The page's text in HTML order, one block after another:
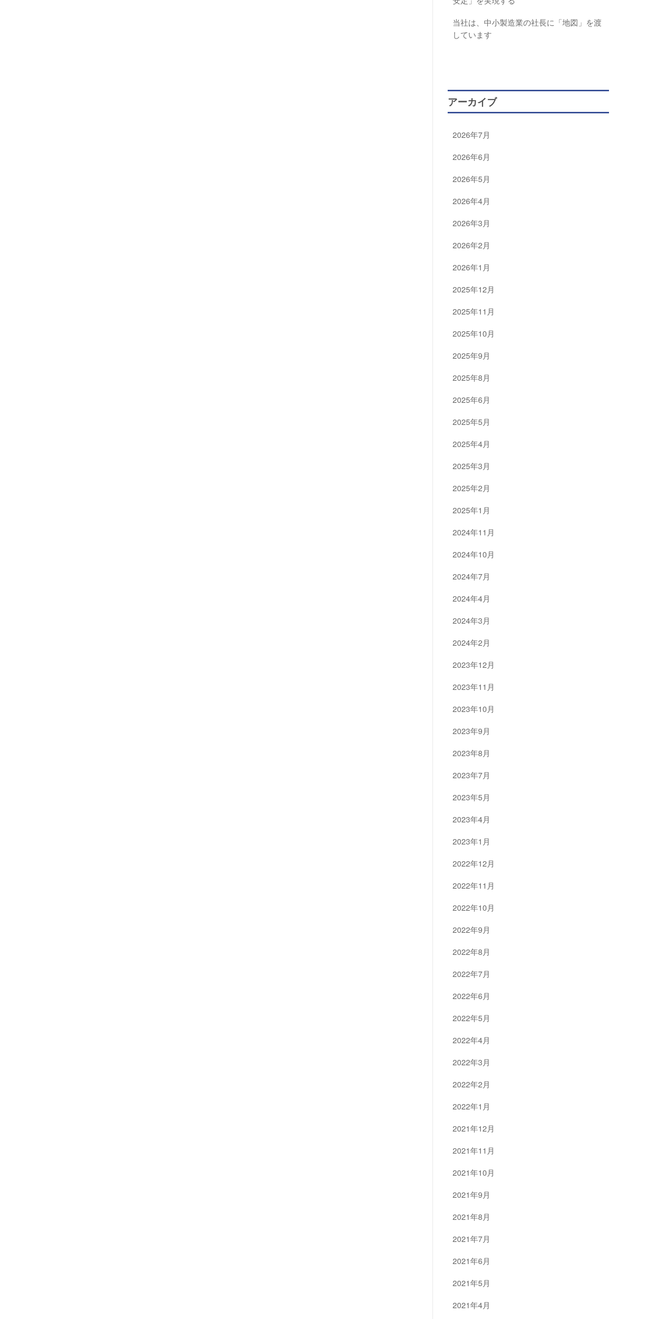
当社は、中小製造業の社長に「地図」を渡
しています
アーカイブ
2026年7月
2026年6月
2026年5月
2026年4月
2026年3月
2026年2月
2026年1月
2025年12月
2025年11月
2025年10月
2025年9月
2025年8月
2025年6月
2025年5月
2025年4月
2025年3月
2025年2月
2025年1月
2024年11月
2024年10月
2024年7月
2024年4月
2024年3月
2024年2月
2023年12月
2023年11月
2023年10月
2023年9月
2023年8月
2023年7月
2023年5月
2023年4月
2023年1月
2022年12月
2022年11月
2022年10月
2022年9月
2022年8月
2022年7月
2022年6月
2022年5月
2022年4月
2022年3月
2022年2月
2022年1月
2021年12月
2021年11月
2021年10月
2021年9月
2021年8月
2021年7月
2021年6月
2021年5月
2021年4月